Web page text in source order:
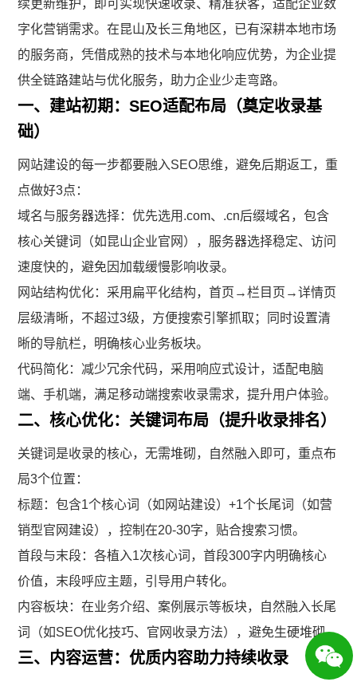
续更新维护，即可实现快速收录、精准获客，适配企业数
字化营销需求。在昆山及长三角地区，已有深耕本地市场
的服务商，凭借成熟的技术与本地化响应优势，为企业提
供全链路建站与优化服务，助力企业少走弯路。
一、建站初期：SEO适配布局（奠定收录基
础）
网站建设的每一步都要融入SEO思维，避免后期返工，重
点做好3点：
域名与服务器选择：优先选用.com、.cn后缀域名，包含
核心关键词（如昆山企业官网），服务器选择稳定、访问
速度快的，避免因加载缓慢影响收录。
网站结构优化：采用扁平化结构，首页→栏目页→详情页
层级清晰，不超过3级，方便搜索引擎抓取；同时设置清
晰的导航栏，明确核心业务板块。
代码简化：减少冗余代码，采用响应式设计，适配电脑
端、手机端，满足移动端搜索收录需求，提升用户体验。
二、核心优化：关键词布局（提升收录排名）
关键词是收录的核心，无需堆砌，自然融入即可，重点布
局3个位置：
标题：包含1个核心词（如网站建设）+1个长尾词（如营
销型官网建设），控制在20-30字，贴合搜索习惯。
首段与末段：各植入1次核心词，首段300字内明确核心
价值，末段呼应主题，引导用户转化。
内容板块：在业务介绍、案例展示等板块，自然融入长尾
词（如SEO优化技巧、官网收录方法），避免生硬堆砌。
三、内容运营：优质内容助力持续收录